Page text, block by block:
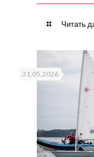
Читать
31.05.2026